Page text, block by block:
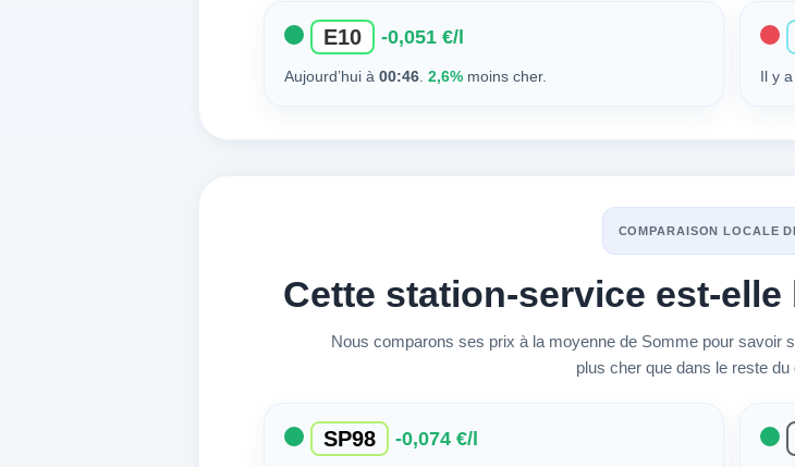
E10 -0,051 €/l
Aujourd’hui à 00:46 2,6% moins cher. Il y a
COMPARAISON LOCALE
Cette station-service est-
Nous comparons ses prix à la moyenne de Somme pour savoir
plus cher que dans le reste du
SP98 -0,074 €/l